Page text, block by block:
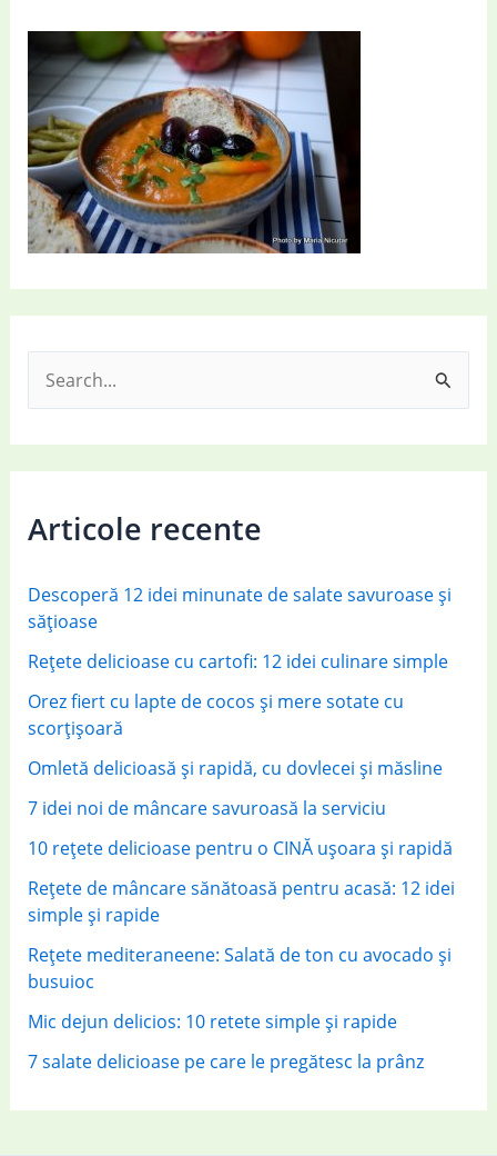
e
a
r
h
o
r
Articole recente
Descoperă 12 idei minunate de salate savuroase și
sățioase
Rețete delicioase cu cartofi: 12 idei culinare simple
Orez fiert cu lapte de cocos și mere sotate cu
scorțișoară
Omletă delicioasă și rapidă, cu dovlecei și măsline
7 idei noi de mâncare savuroasă la serviciu
10 rețete delicioase pentru o CINĂ ușoara și rapidă
Rețete de mâncare sănătoasă pentru acasă: 12 idei
simple și rapide
Rețete mediteraneene: Salată de ton cu avocado și
busuioc
Mic dejun delicios: 10 retete simple și rapide
7 salate delicioase pe care le pregătesc la prânz